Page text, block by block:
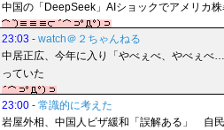
中国の「DeepSeek」AIショックでアメリカ
23:03 - watch＠２ちゃんねる
中居正広、今年に入り「やべぇべ、やべぇ
っていた
23:00 - 常識的に考えた
岩屋外相、中国人ビザ緩和「誤解ある」 自